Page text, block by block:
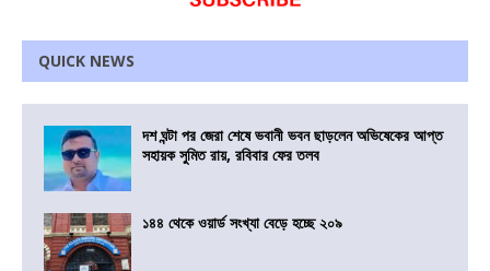
QUICK NEWS
দশ ঘন্টা পর জেরা শেষে ভবানী ভবন ছাড়লেন অভিষেকের আপ্ত
সহায়ক সুমিত রায়, রবিবার ফের তলব
১৪৪ থেকে ওয়ার্ড সংখ্যা বেড়ে হচ্ছে ২০৯